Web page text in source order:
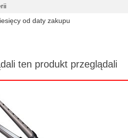
od daty zakupu
ten produkt przeglądali